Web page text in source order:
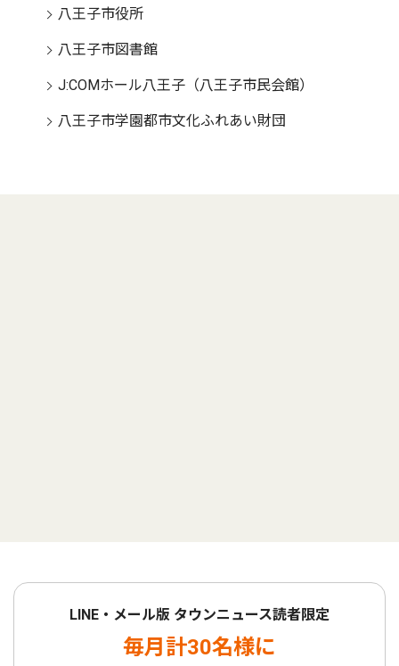
八王子市役所
八王子市図書館
J:COMホール八王子（八王子市民会館）
八王子市学園都市文化ふれあい財団
LINE・メール版 タウンニュース読者限定
毎月計30名様に